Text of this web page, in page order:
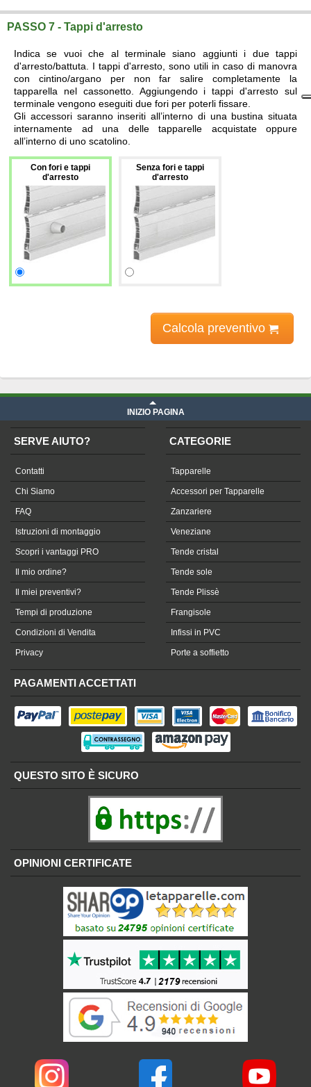
PASSO 7 - Tappi d'arresto
Indica se vuoi che al terminale siano aggiunti i due tappi
d'arresto/battuta. I tappi d'arresto, sono utili in caso di manovra
con cintino/argano per non far salire completamente la
tapparella nel cassonetto. Aggiungendo i tappi d'arresto sul
terminale vengono eseguiti due fori per poterli fissare.
Gli accessori saranno inseriti all’interno di una bustina situata
internamente ad una delle tapparelle acquistate oppure
all’interno di uno scatolino.
Con fori e tappi
d'arresto
Senza fori e tappi
d'arresto
Calcola preventivo
INIZIO PAGINA
SERVE AIUTO?
Contatti
Chi Siamo
FAQ
Istruzioni di montaggio
Scopri i vantaggi PRO
Il mio ordine?
Il miei preventivi?
Tempi di produzione
Condizioni di Vendita
Privacy
CATEGORIE
Tapparelle
Accessori per Tapparelle
Zanzariere
Veneziane
Tende cristal
Tende sole
Tende Plissè
Frangisole
Infissi in PVC
Porte a soffietto
PAGAMENTI ACCETTATI
QUESTO SITO È SICURO
OPINIONI CERTIFICATE